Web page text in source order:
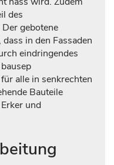
des
gebotene
in den Fassaden
eindringendes
alle in senkrechten
Bauteile
und